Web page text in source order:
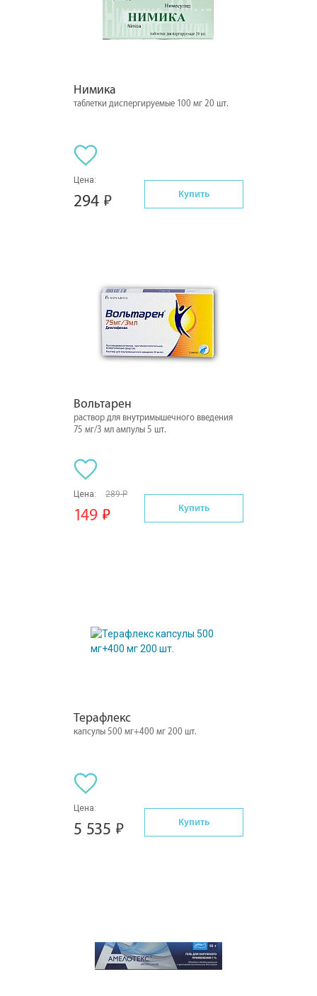
Нимика
таблетки диспергируемые 100 мг 20 шт.
Цена:
294 Купить
Вольтарен
раствор для внутримышечного введения
75 мг/3 мл ампулы 5 шт.
Цена: 289 Р
149 Купить
Терафлекс
капсулы 500 мг+400 мг 200 шт.
Цена:
5 535 Купить